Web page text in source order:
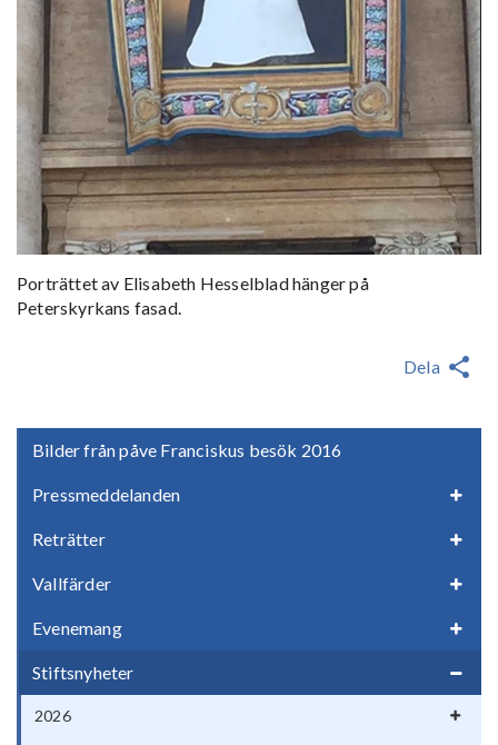
Bilder från påve Franciskus besök 2016
Pressmeddelanden
Reträtter
Vallfärder
Evenemang
Stiftsnyheter
2026
Porträttet av Elisabeth Hesselblad hänger på
Peterskyrkans fasad.
Dela